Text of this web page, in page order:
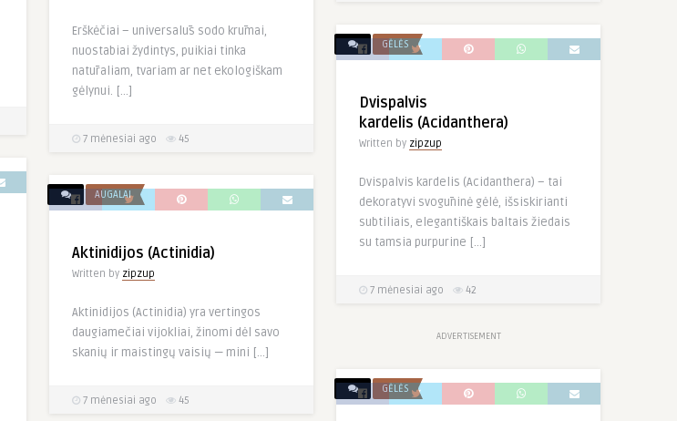
Erškėčiai – universalūs sodo krūmai,
nuostabiai žydintys, puikiai tinka
natūraliam, tvariam ar net ekologiškam
gėlynui. […]
7 mėnesiai ago 45
GĖLĖS
Dvispalvis
kardelis (Acidanthera)
Written by zipzup
Dvispalvis kardelis (Acidanthera) – tai
dekoratyvi svogūninė gėlė, išsiskirianti
subtiliais, elegantiškais baltais žiedais
su tamsia purpurine […]
7 mėnesiai ago 42
AUGALAI
Aktinidijos (Actinidia)
Written by zipzup
Aktinidijos (Actinidia) yra vertingos
daugiamečiai vijokliai, žinomi dėl savo
skanių ir maistingų vaisių — mini […]
7 mėnesiai ago 45
ADVERTISEMENT
GĖLĖS